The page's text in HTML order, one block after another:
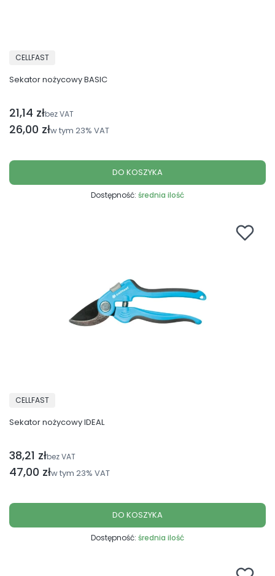
Sekator nożycowy BASIC
PRODUCENT
CELLFAST
Cena brutto
26,00 złw tym 23% VAT
Cena netto
21,14 złbez VAT
DO KOSZYKA
Dostępność: średnia ilość
Sekator nożycowy IDEAL
PRODUCENT
CELLFAST
Cena brutto
47,00 złw tym 23% VAT
Cena netto
38,21 złbez VAT
DO KOSZYKA
Dostępność: średnia ilość